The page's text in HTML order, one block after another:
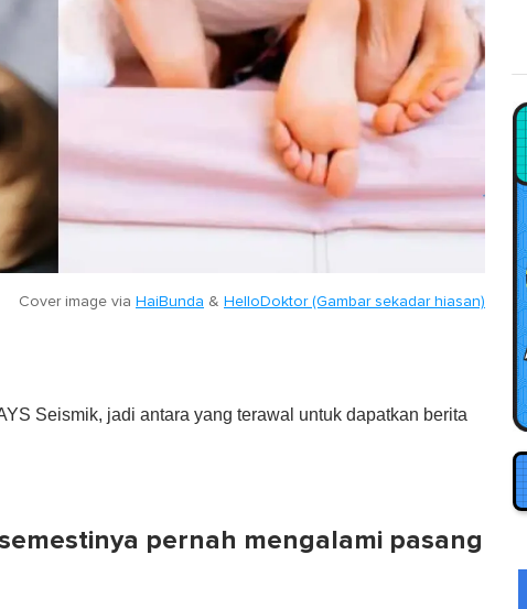
Cover image via HaiBunda & HelloDoktor (Gambar sekadar hiasan)
Seismik, jadi antara yang terawal untuk dapatkan berita
pernah mengalami pasang